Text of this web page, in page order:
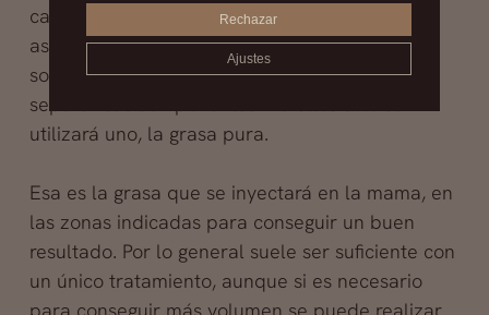
cartucheras o incluso papada. Esa grasa es
aspirada con una pequeña jeringuilla y luego
sometida a un proceso de centrifugado para
separar sus componentes. De ellos solo se
utilizará uno, la grasa pura.
Esa es la grasa que se inyectará en la mama, en
las zonas indicadas para conseguir un buen
resultado. Por lo general suele ser suficiente con
un único tratamiento, aunque si es necesario
Rechazar
Ajustes